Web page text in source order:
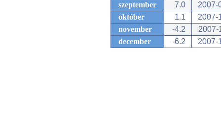
szeptember
7.0
2007-
október
1.1
2007-
november
-4.2
2007-
december
-6.2 2007-